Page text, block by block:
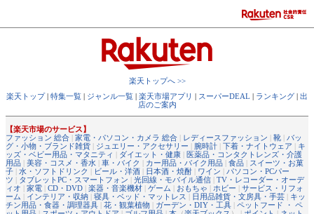
楽天トップへ >>
楽天トップ| 特集一覧 | ジャンル一覧 | 楽天市場アプリ | スーパーDEAL | ランキング | 出
店のご案内
【楽天市場のサービス】
ファッション 総合 | 家電・パソコン・カメラ 総合 | レディースファッション | 靴 | バッ
グ・小物・ブランド雑貨 | ジュエリー・アクセサリー | 腕時計 | 下着・ナイトウェア | キ
ッズ・ベビー用品・マタニティ | ダイエット・健康 | 医薬品・コンタクトレンズ・介護
用品 | 美容・コスメ・香水 | 車・バイク | カー用品・バイク用品 | 食品 | スイーツ・お菓
子 | 水・ソフトドリンク | ビール・洋酒 | 日本酒・焼酎 | ワイン | パソコン・PCパー
ツ | タブレットPC・スマートフォン | 光回線・モバイル通信 | TV・レコーダー・オーデ
ィオ | 家電 | CD・DVD | 楽器・音楽機材 | ゲーム | おもちゃ | ホビー | サービス・リフォ
ーム | インテリア・収納 | 寝具・ベッド・マットレス | 日用品雑貨・文房具・手芸 | キッ
チン用品・食器・調理器具 | 花・観葉植物 | ガーデン・DIY・工具 | ペットフード ・ ペ